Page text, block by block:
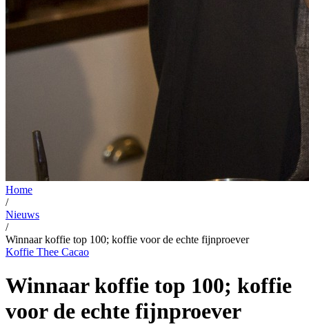
Home
/
Nieuws
/
Winnaar koffie top 100; koffie voor de echte fijnproever
Koffie Thee Cacao
Winnaar koffie top 100; koffie
voor de echte fijnproever